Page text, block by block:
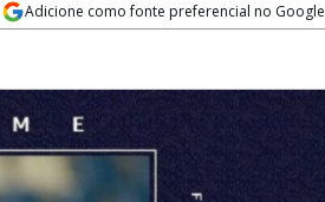
Adicione como fonte preferencial no Google